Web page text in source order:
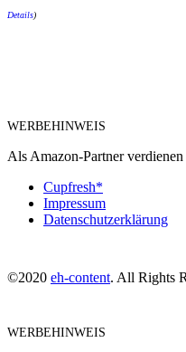
Details)
WERBEHINWEIS
Als Amazon-Partner
Cupfresh*
Impressum
Datenschutzerklärung
©2020 eh-content. All Rights
WERBEHINWEIS